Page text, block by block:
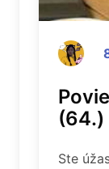
Ste